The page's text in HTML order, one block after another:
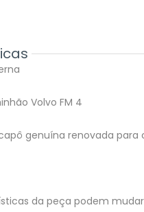
Volvo FM 4
genuína renovada para
da peça podem